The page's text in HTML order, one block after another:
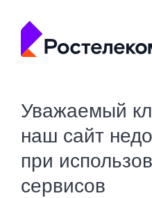
Уважаемый
наш сайт
при
сервисов